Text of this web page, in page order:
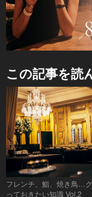
この記事を読
フレンチ、鮨、焼き鳥…
っておきたい知識 Vol.2